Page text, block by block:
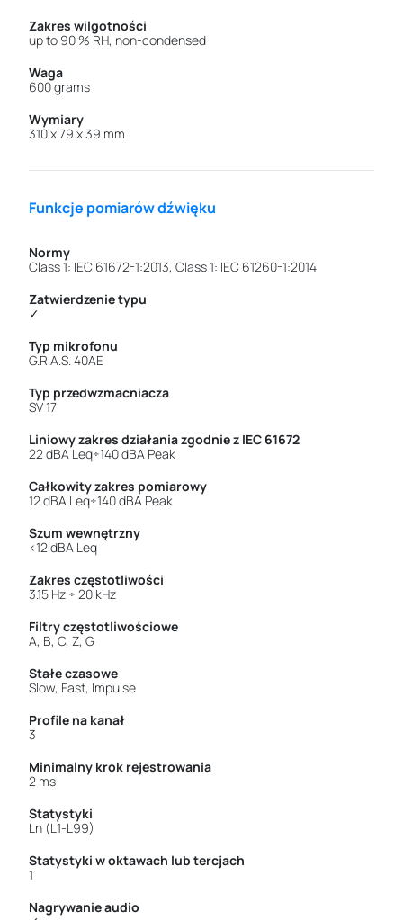
Zakres wilgotności
up to 90 % RH, non-condensed
Waga
600 grams
Wymiary
310 x 79 x 39 mm
Funkcje pomiarów dźwięku
Normy
Class 1: IEC 61672-1:2013, Class 1: IEC 61260-1:2014
Zatwierdzenie typu
✓
Typ mikrofonu
G.R.A.S. 40AE
Typ przedwzmacniacza
SV 17
Liniowy zakres działania zgodnie z IEC 61672
22 dBA Leq÷140 dBA Peak
Całkowity zakres pomiarowy
12 dBA Leq÷140 dBA Peak
Szum wewnętrzny
<12 dBA Leq
Zakres częstotliwości
3.15 Hz ÷ 20 kHz
Filtry częstotliwościowe
A, B, C, Z, G
Stałe czasowe
Slow, Fast, Impulse
Profile na kanał
3
Minimalny krok rejestrowania
2 ms
Statystyki
Ln (L1-L99)
Statystyki w oktawach lub tercjach
1
Nagrywanie audio